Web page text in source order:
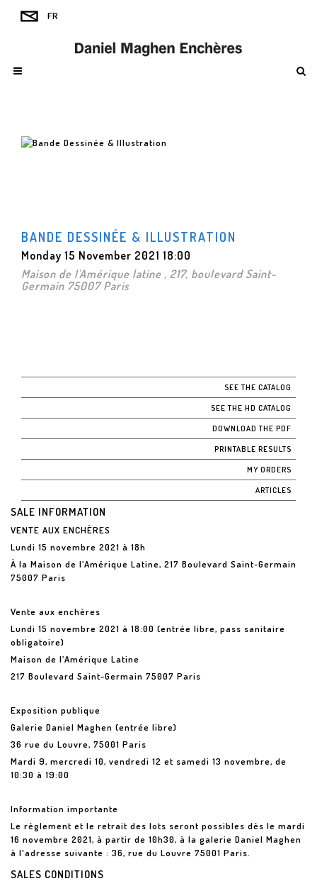
BANDE DESSINÉE & ILLUSTRATION
Monday 15 November 2021 18:00
Maison de l'Amérique latine , 217, boulevard Saint-
Germain 75007 Paris
SEE THE CATALOG
SEE THE HD CATALOG
DOWNLOAD THE PDF
PRINTABLE RESULTS
MY ORDERS
ARTICLES
SALE INFORMATION
VENTE AUX ENCHÈRES
Lundi 15 novembre 2021 à 18h
À la Maison de l’Amérique Latine, 217 Boulevard Saint-Germain
75007 Paris
Vente aux enchères
Lundi 15 novembre 2021 à 18:00 (entrée libre, pass sanitaire
obligatoire)
Maison de l’Amérique Latine
217 Boulevard Saint-Germain 75007 Paris
Exposition publique
Galerie Daniel Maghen (entrée libre)
36 rue du Louvre, 75001 Paris
Mardi 9, mercredi 10, vendredi 12 et samedi 13 novembre, de
10:30 à 19:00
Information importante
Le règlement et le retrait des lots seront possibles dès le mardi
16 novembre 2021, à partir de 10h30, à la galerie Daniel Maghen
à l'adresse suivante : 36, rue du Louvre 75001 Paris.
SALES CONDITIONS